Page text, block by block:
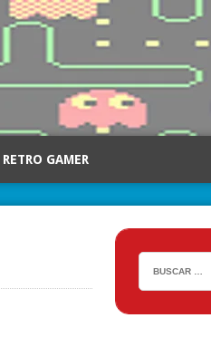
GAMER